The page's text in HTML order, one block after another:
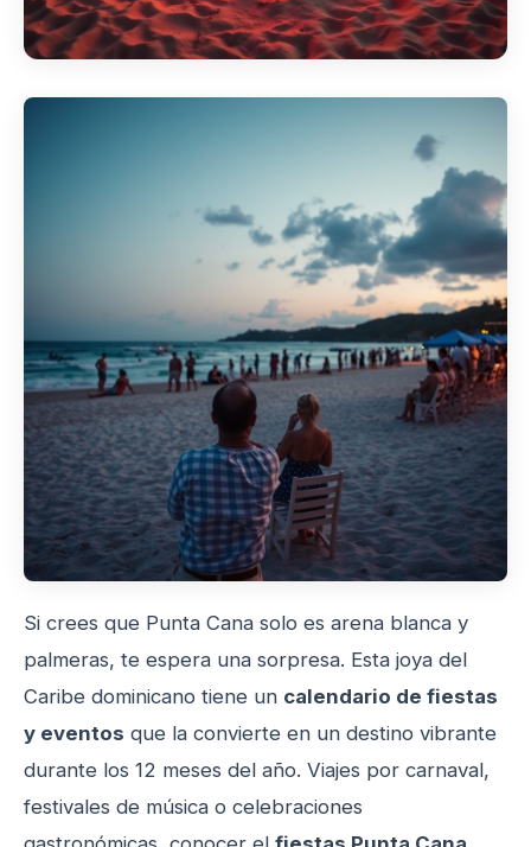
Si crees que Punta Cana solo es arena blanca y
palmeras, te espera una sorpresa. Esta joya del
Caribe dominicano tiene un calendario de fiestas
y eventos que la convierte en un destino vibrante
durante los 12 meses del año. Viajes por carnaval,
festivales de música o celebraciones